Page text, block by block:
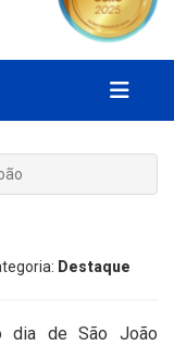
Destaque
dia de São João